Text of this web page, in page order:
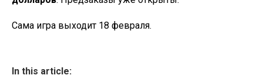
Сама игра выходит 18 февраля.
In this article: